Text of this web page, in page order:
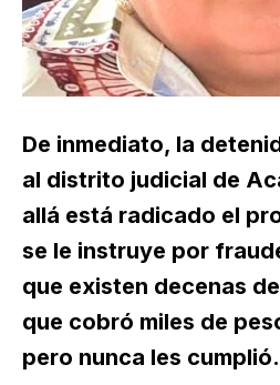
De inmediato, la
al distrito judicial de
allá está radicado el
se le instruye por
que existen decenas
que cobró miles de
pero nunca les cumplió.